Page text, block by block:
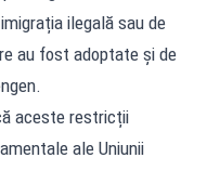
ilegală sau de
au fost adoptate și de
aceste restricții
ale Uniunii